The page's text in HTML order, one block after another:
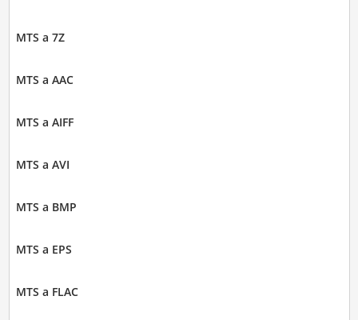
MTS a 7Z
MTS a AAC
MTS a AIFF
MTS a AVI
MTS a BMP
MTS a EPS
MTS a FLAC